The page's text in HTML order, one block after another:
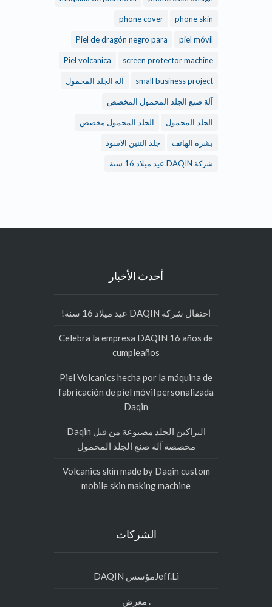
phone cover phone skin
Piel de dragón negro para
Piel volcanica screen protector machine
small business project آلة الجلد المحمول
آلة صنع الجلد المحمول المخصص
الجلد المحمول الجلد المحمول مخصص
بشرة الهاتف جلد التنين الاسود
أحدث الأخبار
احتفال شركة DAQIN عيد ميلاد 16 سنة!
Celebra la empresa DAQIN 16 años de
cumpleaños
Piel Volcanics hecha por la máquina de
fabricación de piel móvil personalizada
البراكين الجلد مصنوعة من قبل Daqin
مخصصة آلة صنع الجلد المحمول
Volcanics skin made by Daqin custom
mobile skin making machine
الشركات